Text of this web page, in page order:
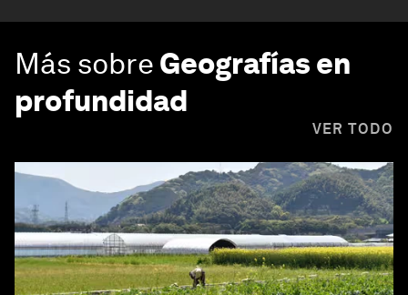
Más sobre Geografías en
profundidad
VER TODO